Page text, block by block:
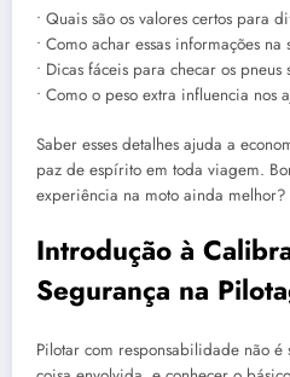
• Quais são os valores certos para
• Como achar essas informações na
• Dicas fáceis para checar os
• Como o peso extra influencia nos
Saber esses detalhes ajuda a
paz de espírito em toda viagem.
experiência na moto ainda melhor?
Introdução à
Segurança na
Pilotar com responsabilidade não é